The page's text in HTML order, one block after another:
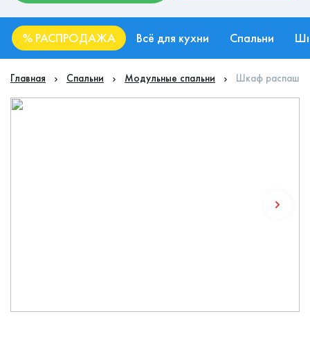
% РАСПРОДАЖА Всё для кухни Спальни
Главная Спальни Модульные спальни Шкаф